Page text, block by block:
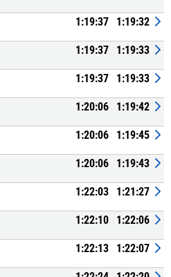
1:19:37 1:19:32
1:19:37 1:19:33
1:19:37 1:19:33
1:20:06 1:19:42
1:20:06 1:19:45
1:20:06 1:19:43
1:22:03 1:21:27
1:22:10 1:22:06
1:22:13 1:22:07